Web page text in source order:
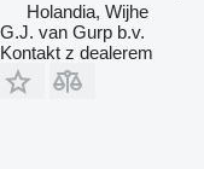
Holandia, Wijhe
G.J. van Gurp b.v.
Kontakt z dealerem